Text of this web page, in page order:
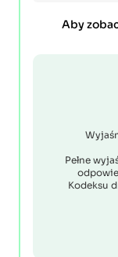
Aby
Pełne
Kodeksu